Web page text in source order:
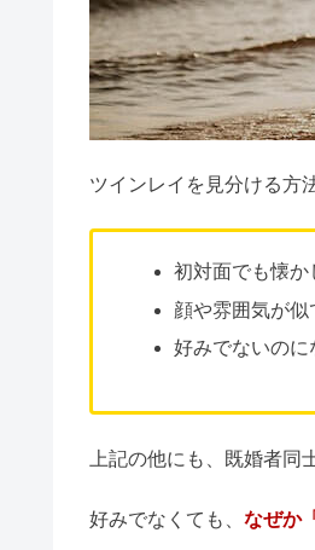
ツイン
引き寄
ツインレイ